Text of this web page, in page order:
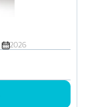
2026